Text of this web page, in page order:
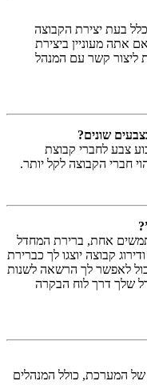
בעת יצירת הקבוצה
אתה מעוניין ביצירת
קשר עם המנהל
שונים?
צבע לחברי קבוצת
חברי הקבוצה לקל יותר.
אחת, ברירת המחדל
קבוצה יוצגו לך כברירת
לאפשר לך הרשאה לשנות
שלך דרך לוח הבקרה
המערכת, כולל המנהלים